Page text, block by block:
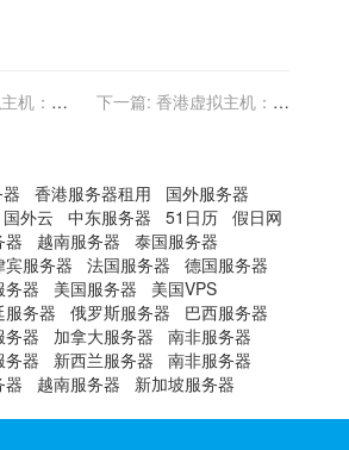
机：备
下一篇: 香港虚拟主机：安
香港服务器租用
国外服务器
国外云 中东服务器 51日历 假日网
器 越南服务器
泰国服务器
宾服务器 法国服务器
德国服务器
务器 美国服务器
美国VPS
服务器 俄罗斯服务器
巴西服务器
务器 加拿大服务器
南非服务器
务器 新西兰服务器
南非服务器
器 越南服务器 新加坡服务器